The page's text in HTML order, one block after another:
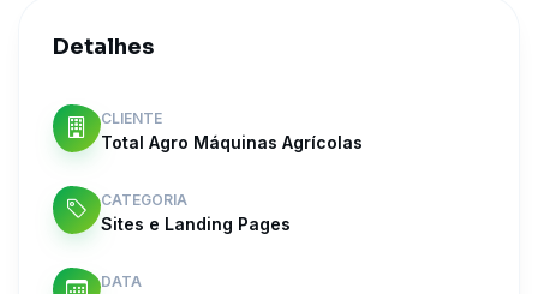
Detalhes
CLIENTE
Total Agro Máquinas Agrícolas
CATEGORIA
Sites e Landing Pages
DATA